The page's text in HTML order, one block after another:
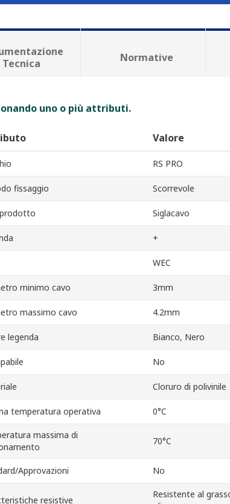
Tecnica
Normative
uno o più attributi.
Valore
RS PRO
fissaggio Scorrevole
Siglacavo
+
WEC
minimo cavo 3mm
massimo cavo 4.2mm
legenda Bianco, Nero
No
Cloruro di polivinile
temperatura operativa 0°C
massima di
70°C
Approvazioni No
resistive
Resistente al